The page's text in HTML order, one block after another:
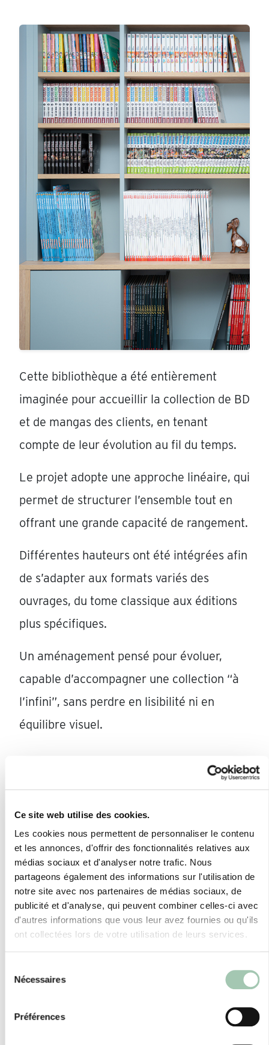
Ce site web utilise des cookies.
Les cookies nous permettent de personnaliser le contenu
et les annonces, d'offrir des fonctionnalités relatives aux
médias sociaux et d'analyser notre trafic. Nous
partageons également des informations sur l'utilisation de
notre site avec nos partenaires de médias sociaux, de
publicité et d'analyse, qui peuvent combiner celles-ci avec
d'autres informations que vous leur avez fournies ou qu'ils
ont collectées lors de votre utilisation de leurs services.
Nécessaires
Préférences
Cette bibliothèque a été entièrement
imaginée pour accueillir la collection de BD
et de mangas des clients, en tenant
compte de leur évolution au fil du temps.
Le projet adopte une approche linéaire, qui
permet de structurer l’ensemble tout en
offrant une grande capacité de rangement.
Différentes hauteurs ont été intégrées afin
de s’adapter aux formats variés des
ouvrages, du tome classique aux éditions
plus spécifiques.
Un aménagement pensé pour évoluer,
capable d’accompagner une collection “à
l’infini”, sans perdre en lisibilité ni en
équilibre visuel.
Localisation : PRADES LE LEZ 34730
Actualités et réalisations
de Quadro MONTPELLIER